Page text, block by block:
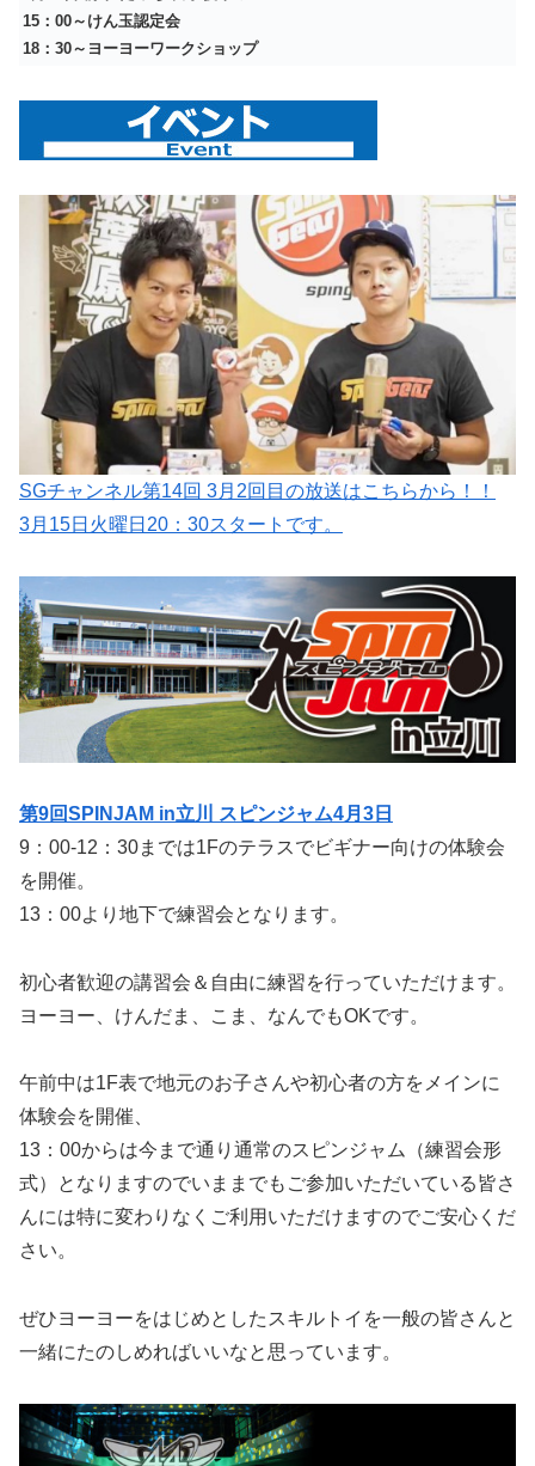
15：00～けん玉認定会
18：30～ヨーヨーワークショップ
SGチャンネル第14回 3月2回目の放送はこちらから！！
3月15日火曜日20：30スタートです。
第9回SPINJAM in立川 スピンジャム4月3日
9：00-12：30までは1Fのテラスでビギナー向けの体験会
を開催。
13：00より地下で練習会となります。
初心者歓迎の講習会＆自由に練習を行っていただけます。
ヨーヨー、けんだま、こま、なんでもOKです。
午前中は1F表で地元のお子さんや初心者の方をメインに
体験会を開催、
13：00からは今まで通り通常のスピンジャム（練習会形
式）となりますのでいままでもご参加いただいている皆さ
んには特に変わりなくご利用いただけますのでご安心くだ
さい。
ぜひヨーヨーをはじめとしたスキルトイを一般の皆さんと
一緒にたのしめればいいなと思っています。